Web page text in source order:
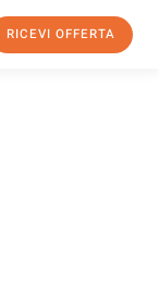
RICEVI OFFERTA